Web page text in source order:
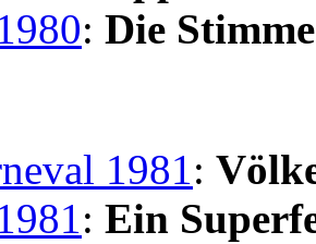
: Die
1981:
: Ein